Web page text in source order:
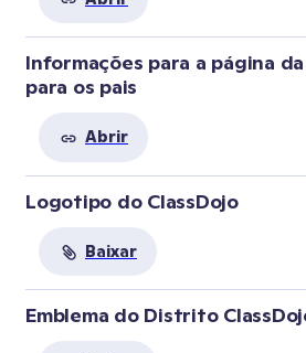
Informações para a página
para os pais
Abrir
Logotipo do ClassDojo
Baixar
Emblema do Distrito